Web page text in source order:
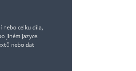
nebo celku díla,
jiném jazyce.
nebo dat